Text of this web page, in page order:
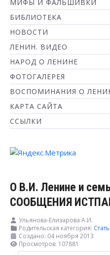
МИФЫ И ФАЛЬШИВКИ
БИБЛИОТЕКА
НОВОСТИ
ЛЕНИН. ВИДЕО
НАРОД О ЛЕНИНЕ
ФОТОГАЛЕРЕЯ
ВОСПОМИНАНИЯ О
КАРТА САЙТА
ССЫЛКИ
О В.И. Ленине и
СООБЩЕНИЯ
Ульянова-Елизарова А.И.
Родительская категория:
Создано: 04 ноября 2013
Просмотров: 107881